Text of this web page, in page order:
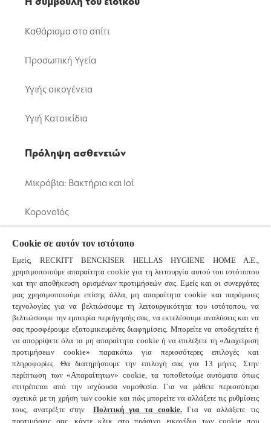
Καθάρισμα στο σπίτι
Προσωπική Υγεία
Υγιής οικογένεια
Υγιή Κατοικίδια
Πρόληψη ασθενειών
Μικρόβια: Βακτήρια και Ιοί
Κορονοϊός
Κοινό Κρυολόγημα και Γρίπη
Συχνές ερωτήσεις
Συνδεθείτε μαζί μας
© 2025 Reckitt Benckiser - All Rights Reserved
Επικοινωνήστε μαζί μας
Cookie σε αυτόν τον ιστότοπο
Εμείς, RECKITT BENCKISER HELLAS HYGIENE HOME A.E.,
χρησιμοποιούμε απαραίτητα cookie για τη λειτουργία αυτού του ιστότοπου
και την αποθήκευση ορισμένων προτιμήσεών σας. Εμείς και οι συνεργάτες
μας χρησιμοποιούμε επίσης άλλα, μη απαραίτητα cookie και παρόμοιες
τεχνολογίες για να βελτιώσουμε τη λειτουργικότητα του ιστότοπου, να
βελτιώσουμε την εμπειρία περιήγησής σας, να εκτελέσουμε αναλύσεις και να
σας προσφέρουμε εξατομικευμένες διαφημίσεις. Μπορείτε να αποδεχτείτε ή
να απορρίψετε όλα τα μη απαραίτητα cookie ή να επιλέξετε τη «Διαχείριση
προτιμήσεων cookie» παρακάτω για περισσότερες επιλογές και
πληροφορίες. Θα διατηρήσουμε την επιλογή σας για 13 μήνες. Στην
περίπτωση των «Απαραίτητων» cookie, τα τοποθετούμε αυτόματα όπως
επιτρέπεται από την ισχύουσα νομοθεσία. Για να μάθετε περισσότερα
σχετικά με τη χρήση των cookie και πώς μπορείτε να αλλάξετε τις ρυθμίσεις
τους, ανατρέξτε στην
Πολιτική για τα cookie.Για να αλλάξετε τις
προτιμήσεις σας, κάντε κλικ στο πράσινο εικονίδιο των cookie που